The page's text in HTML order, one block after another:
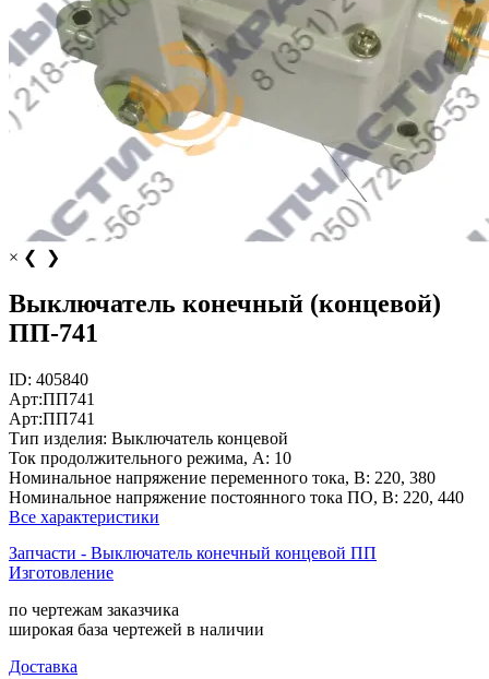
× ❮ ❯
Выключатель конечный (концевой)
ПП-741
ID: 405840
Арт:ПП741
Арт:ПП741
Тип изделия: Выключатель концевой
Ток продолжительного режима, А: 10
Номинальное напряжение переменного тока, В: 220, 380
Номинальное напряжение постоянного тока ПО, В: 220, 440
Все характеристики
Запчасти - Выключатель конечный концевой ПП
Изготовление
по чертежам заказчика
широкая база чертежей в наличии
Доставка